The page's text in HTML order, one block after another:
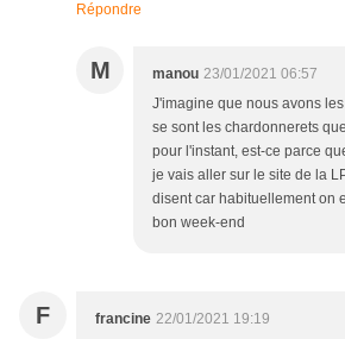
Répondre
M manou 23/01/2021 06:57
J'imagine que nous avons
se sont les chardonnerets
pour l'instant, est-ce parce
je vais aller sur le site de la
disent car habituellement on
bon week-end
F francine 22/01/2021 19:19